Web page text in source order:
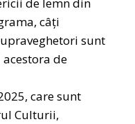
câți
sunt
de
care sunt
Culturii,